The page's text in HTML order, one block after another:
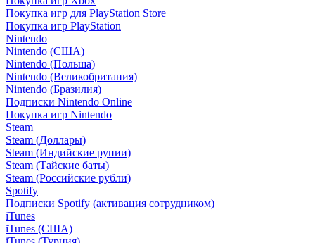
Покупка игр для PlayStation Store
Покупка игр PlayStation
Nintendo
Nintendo (США)
Nintendo (Польша)
Nintendo (Великобритания)
Nintendo (Бразилия)
Подписки Nintendo Online
Покупка игр Nintendo
Steam
Steam (Доллары)
Steam (Индийские рупии)
Steam (Тайские баты)
Steam (Российские рубли)
Spotify
Подписки Spotify (активация сотрудником)
iTunes
iTunes (США)